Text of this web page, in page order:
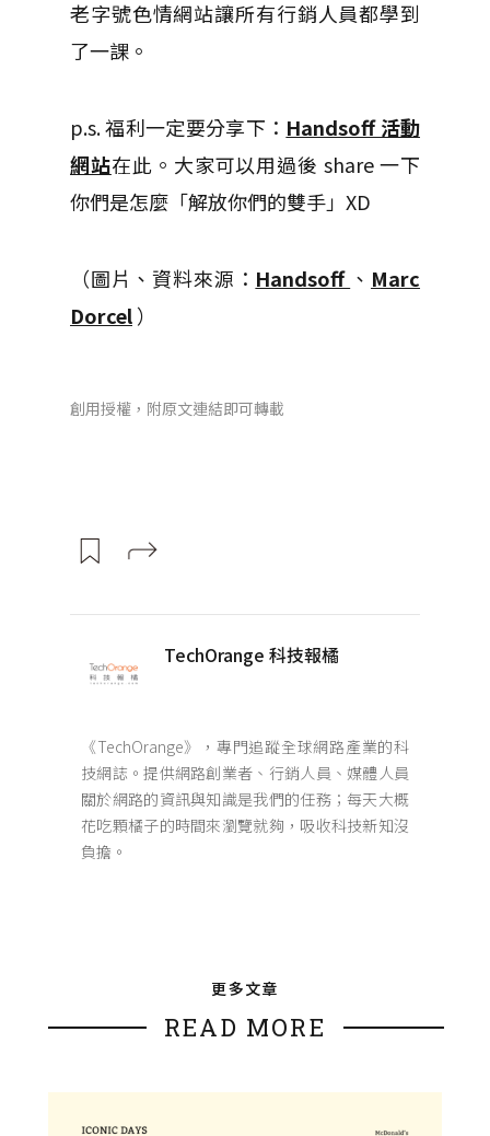
老字號色情網站讓所有行銷人員都學到
了一課。
p.s. 福利一定要分享下： Handsoff 活動
網站在此。大家可以用過後 share 一下
你們是怎麼「解放你們的雙手」XD
（圖片、資料來源： Handsoff 、 Marc
Dorcel）
創用授權，附原文連結即可轉載
TechOrange 科技報橘
《TechOrange》，專門追蹤全球網路產業的科
技網誌。提供網路創業者、行銷人員、媒體人員
關於網路的資訊與知識是我們的任務；每天大概
花吃顆橘子的時間來瀏覽就夠，吸收科技新知沒
負擔。
更多文章
READ MORE